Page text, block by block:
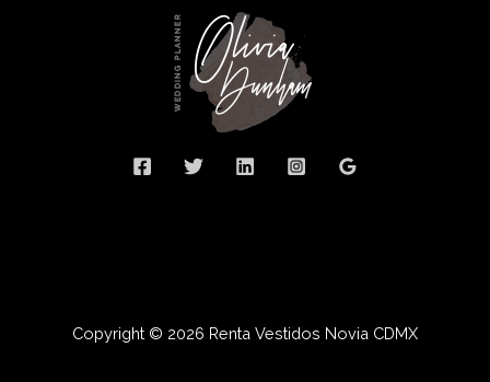
Copyright © 2026 Renta Vestidos Novia CDMX